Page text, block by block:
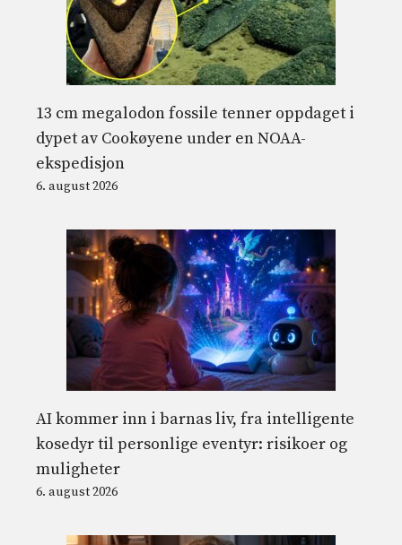
13 cm megalodon fossile tenner oppdaget i
dypet av Cookøyene under en NOAA-
ekspedisjon
6. august 2026
AI kommer inn i barnas liv, fra intelligente
kosedyr til personlige eventyr: risikoer og
muligheter
6. august 2026